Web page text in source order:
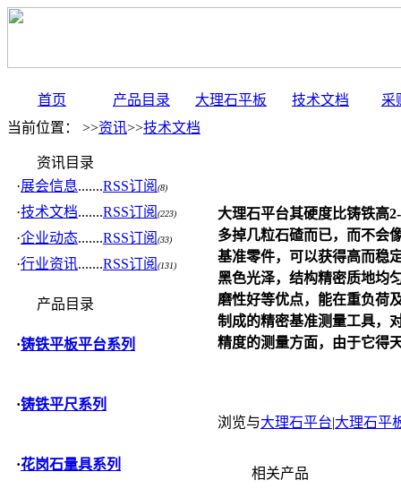
首页 产品目录 大理石平板 技术文档
采
当前位置： >>资讯>>技术文档
资讯目录
·展会信息.......RSS订阅 (8)
·技术文档.......RSS订阅 (223)
·企业动态.......RSS订阅 (33)
·行业资讯.......RSS订阅 (131)
产品目录
·铸铁平板平台系列
·铸铁平尺系列
·花岗石量具系列
大理石平台其硬度比铸铁高
多掉几粒石碴而已，而不会
基准零件，可以获得高而稳
黑色光泽，结构精密质地均
磨性好等优点，能在重负荷
制成的精密基准测量工具，
精度的测量方面，由于它得
浏览与大理石平台|大理石平
相关产品